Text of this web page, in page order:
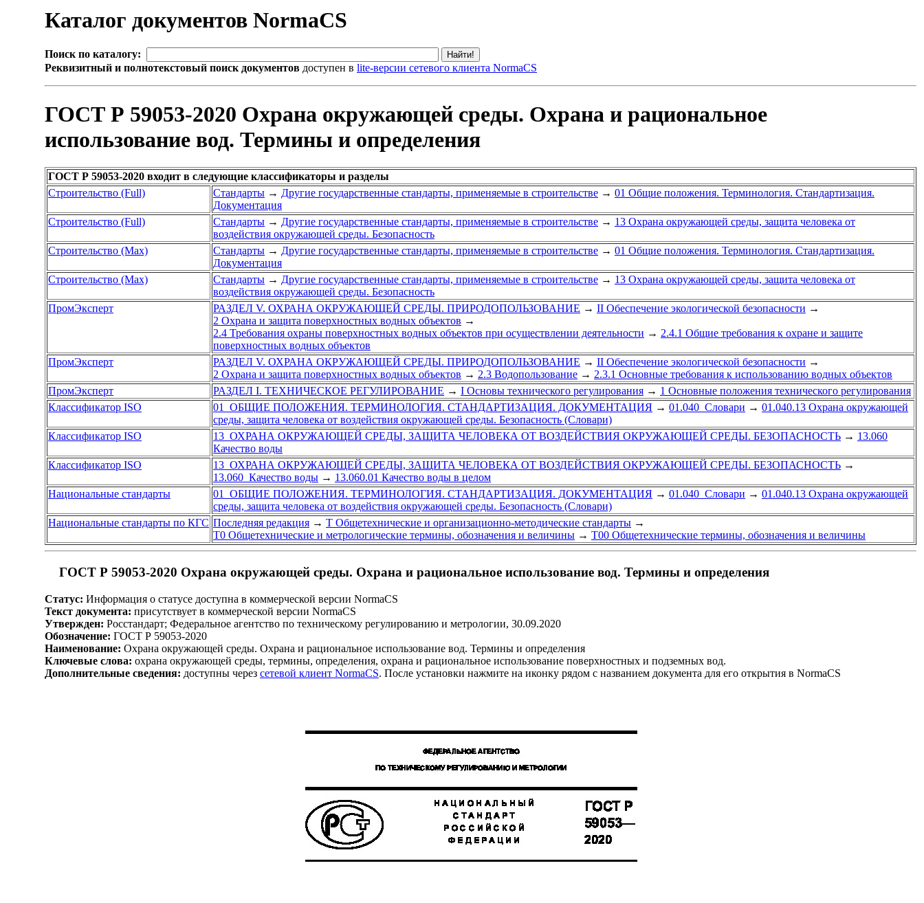
Каталог документов NormaCS
Поиск по каталогу:
Реквизитный и полнотекстовый поиск документов доступен в lite-версии сетевого клиента NormaCS
ГОСТ Р 59053-2020 Охрана окружающей среды. Охрана и рациональное
использование вод. Термины и определения
ГОСТ Р 59053-2020 входит в следующие классификаторы и разделы
Строительство (Full)
Стандарты → Другие государственные стандарты, применяемые в строительстве → 01 Общие положения. Терминология. Стандартизация.
Документация
Строительство (Full)
Стандарты → Другие государственные стандарты, применяемые в строительстве → 13 Охрана окружающей среды, защита человека от
воздействия окружающей среды. Безопасность
Строительство (Max)
Стандарты → Другие государственные стандарты, применяемые в строительстве → 01 Общие положения. Терминология. Стандартизация.
Документация
Строительство (Max)
Стандарты → Другие государственные стандарты, применяемые в строительстве → 13 Охрана окружающей среды, защита человека от
воздействия окружающей среды. Безопасность
ПромЭксперт
РАЗДЕЛ V. ОХРАНА ОКРУЖАЮЩЕЙ СРЕДЫ. ПРИРОДОПОЛЬЗОВАНИЕ → II Обеспечение экологической безопасности →
2 Охрана и защита поверхностных водных объектов →
2.4 Требования охраны поверхностных водных объектов при осуществлении деятельности → 2.4.1 Общие требования к охране и защите
поверхностных водных объектов
ПромЭксперт
РАЗДЕЛ V. ОХРАНА ОКРУЖАЮЩЕЙ СРЕДЫ. ПРИРОДОПОЛЬЗОВАНИЕ → II Обеспечение экологической безопасности →
2 Охрана и защита поверхностных водных объектов → 2.3 Водопользование → 2.3.1 Основные требования к использованию водных объектов
ПромЭксперт
РАЗДЕЛ I. ТЕХНИЧЕСКОЕ РЕГУЛИРОВАНИЕ → I Основы технического регулирования → 1 Основные положения технического регулирования
Классификатор ISO
01 ОБЩИЕ ПОЛОЖЕНИЯ. ТЕРМИНОЛОГИЯ. СТАНДАРТИЗАЦИЯ. ДОКУМЕНТАЦИЯ → 01.040 Словари → 01.040.13 Охрана окружающей
среды, защита человека от воздействия окружающей среды. Безопасность (Словари)
Классификатор ISO
13 ОХРАНА ОКРУЖАЮЩЕЙ СРЕДЫ, ЗАЩИТА ЧЕЛОВЕКА ОТ ВОЗДЕЙСТВИЯ ОКРУЖАЮЩЕЙ СРЕДЫ. БЕЗОПАСНОСТЬ → 13.060
Качество воды
Классификатор ISO
13 ОХРАНА ОКРУЖАЮЩЕЙ СРЕДЫ, ЗАЩИТА ЧЕЛОВЕКА ОТ ВОЗДЕЙСТВИЯ ОКРУЖАЮЩЕЙ СРЕДЫ. БЕЗОПАСНОСТЬ →
13.060 Качество воды → 13.060.01 Качество воды в целом
Национальные стандарты
01 ОБЩИЕ ПОЛОЖЕНИЯ. ТЕРМИНОЛОГИЯ. СТАНДАРТИЗАЦИЯ. ДОКУМЕНТАЦИЯ → 01.040 Словари → 01.040.13 Охрана окружающей
среды, защита человека от воздействия окружающей среды. Безопасность (Словари)
Национальные стандарты по КГС Последняя редакция → Т Общетехнические и организационно-методические стандарты →
Т0 Общетехнические и метрологические термины, обозначения и величины → Т00 Общетехнические термины, обозначения и величины
ГОСТ Р 59053-2020 Охрана окружающей среды. Охрана и рациональное использование вод. Термины и определения
Статус: Информация о статусе доступна в коммерческой версии NormaCS
Текст документа: присутствует в коммерческой версии NormaCS
Утвержден: Росстандарт; Федеральное агентство по техническому регулированию и метрологии, 30.09.2020
Обозначение: ГОСТ Р 59053-2020
Наименование: Охрана окружающей среды. Охрана и рациональное использование вод. Термины и определения
Ключевые слова: охрана окружающей среды, термины, определения, охрана и рациональное использование поверхностных и подземных вод.
Дополнительные сведения: доступны через сетевой клиент NormaCS. После установки нажмите на иконку рядом с названием документа для его открытия в NormaCS